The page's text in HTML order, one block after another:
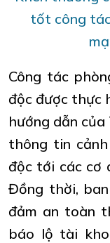
tốt công
Công tác
độc được thực
hướng dẫn của
thông tin
độc tới các cơ
Đồng thời,
đảm an toàn
báo lộ tài